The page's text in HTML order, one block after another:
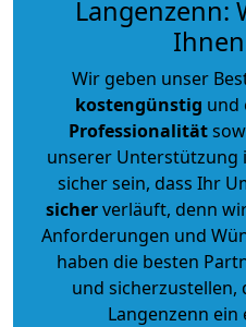
Langenzenn:
Wir geben unser
kostengünstig und
Professionalität
unserer Unterstützung
sicher sein, dass Ihr
sicherverläuft, denn
Anforderungen und
haben die besten
und sicherzustellen,
Langenzenn